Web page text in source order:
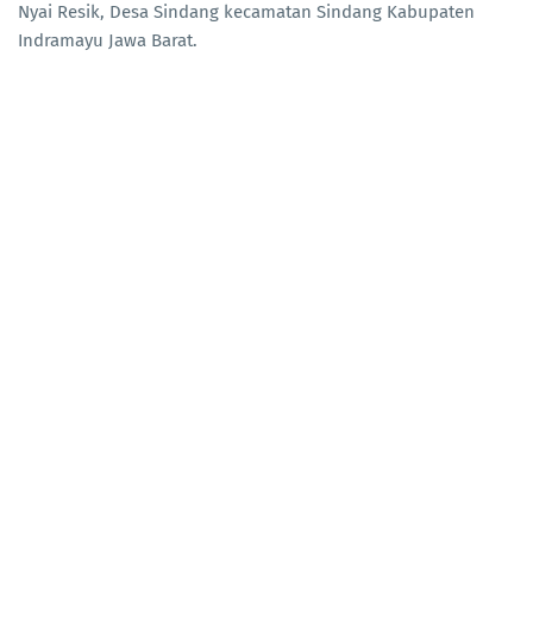
Nyai Resik, Desa Sindang kecamatan Sindang Kabupaten
Indramayu Jawa Barat.